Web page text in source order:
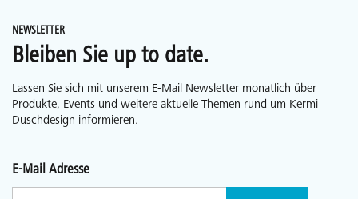
NEWSLETTER
Bleiben Sie up to date.
Lassen Sie sich mit unserem E-Mail Newsletter monatlich über
Produkte, Events und weitere aktuelle Themen rund um Kermi
Duschdesign informieren.
E-Mail Adresse